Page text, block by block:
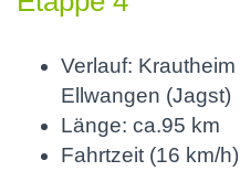
Verlauf:
Ellwangen (Jagst)
Länge: ca.95 km
Fahrtzeit (16 km/